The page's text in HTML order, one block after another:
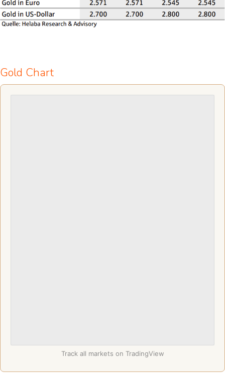
Gold Chart
Track all markets on TradingView